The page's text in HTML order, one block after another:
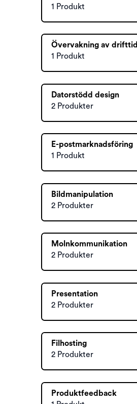
1 Produkt
Övervakning av drifttid
1 Produkt
Datorstödd design
2 Produkter
E-postmarknadsföring
1 Produkt
Bildmanipulation
2 Produkter
Molnkommunikation
2 Produkter
Presentation
2 Produkter
Filhosting
2 Produkter
Produktfeedback